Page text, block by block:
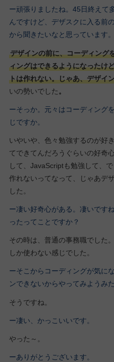
ー頑張りましたね。45日終えて
んですけど、デザスクに入る前
から聞きたいなと思っています。
デザインの前に、コーディング
ィングはできるようになったけ
トは作れない。じゃあ、デザイ
いの勢いでした 。
ーそっか。元々はコーディング
じですか。
いやいや、色々勉強するのが好
てできてんだろうぐらいの好奇
して、JavaScriptも勉強して、
作れないってなって、じゃあデ
した。
ー凄い好奇心がある。凄いです
ったってことですか？
その時は、普通の事務職でした
しか使わない感じでした。
ーそこからコーディングが気に
ンできないからやってみようみ
そうですね。
ー凄い、かっこいいです。
やった～。
ーありがとうございます。